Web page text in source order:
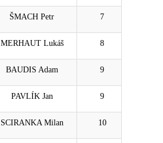
ŠMACH Petr 7
MERHAUT Lukáš 8
BAUDIS Adam 9
PAVLÍK Jan 9
SCIRANKA Milan 10